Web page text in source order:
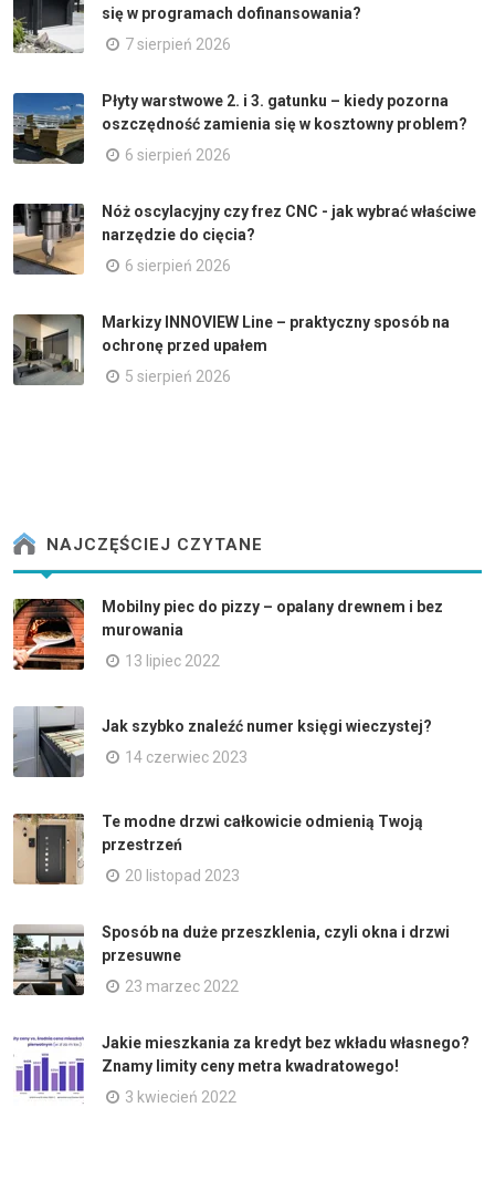
się w programach dofinansowania?
7 sierpień 2026
Płyty warstwowe 2. i 3. gatunku – kiedy pozorna
oszczędność zamienia się w kosztowny problem?
6 sierpień 2026
Nóż oscylacyjny czy frez CNC - jak wybrać właściwe
narzędzie do cięcia?
6 sierpień 2026
Markizy INNOVIEW Line – praktyczny sposób na
ochronę przed upałem
5 sierpień 2026
NAJCZĘŚCIEJ CZYTANE
Mobilny piec do pizzy – opalany drewnem i bez
murowania
13 lipiec 2022
Jak szybko znaleźć numer księgi wieczystej?
14 czerwiec 2023
Te modne drzwi całkowicie odmienią Twoją
przestrzeń
20 listopad 2023
Sposób na duże przeszklenia, czyli okna i drzwi
przesuwne
23 marzec 2022
Jakie mieszkania za kredyt bez wkładu własnego?
Znamy limity ceny metra kwadratowego!
3 kwiecień 2022